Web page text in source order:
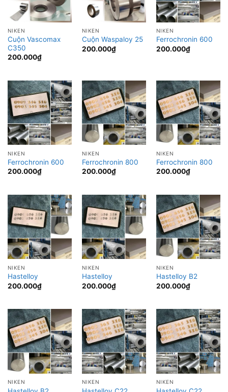
NIKEN
Cuộn Vascomax
C350
200.000₫
NIKEN
Cuộn Waspaloy 25
200.000₫
NIKEN
Ferrochronin 600
200.000₫
NIKEN
Ferrochronin 600
200.000₫
NIKEN
Ferrochronin 800
200.000₫
NIKEN
Ferrochronin 800
200.000₫
NIKEN
Hastelloy
200.000₫
NIKEN
Hastelloy
200.000₫
NIKEN
Hastelloy B2
200.000₫
NIKEN NIKEN NIKEN